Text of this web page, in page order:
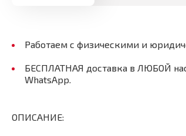
Работаем с физическими и
БЕСПЛАТНАЯ доставка в ЛЮБОЙ
WhatsApp.
ОПИСАНИЕ: